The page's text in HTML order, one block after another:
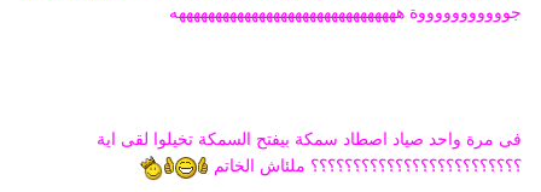
جوووووووووووة هههههههههههههههههههههههههههههههه
فى مرة واحد صياد اصطاد سمكة بيفتح السمكة تخيلوا لقى اية
؟؟؟؟؟؟؟؟؟؟؟؟؟؟؟؟؟؟؟؟؟؟؟؟؟ ملئاش الخاتم